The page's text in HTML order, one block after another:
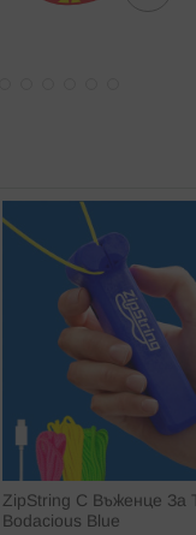
ZipString С Въженце За
Bodacious Blue